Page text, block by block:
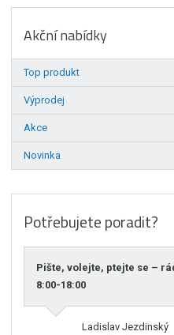
Akční nabídky
Top produkt
Výprodej
Akce
Novinka
Potřebujete poradit?
Pište, volejte, ptejte se –
8:00-18:00
Ladislav Jezdinský